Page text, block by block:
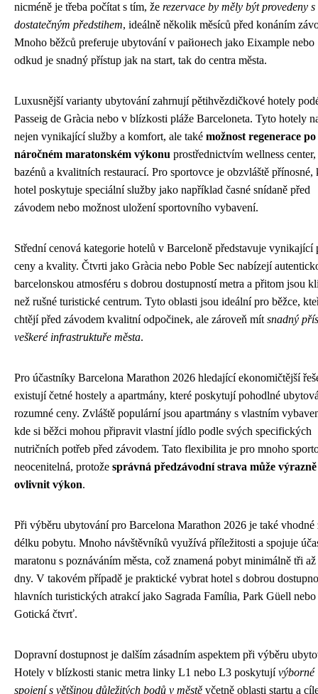
nicméně je třeba počítat s tím, že rezervace by měly být provedeny s
dostatečným předstihem, ideálně několik měsíců před konáním
Mnoho běžců preferuje ubytování v районech jako Eixample nebo
odkud je snadný přístup jak na start, tak do centra města.
Luxusnější varianty ubytování zahrnují pětihvězdičkové hotely
Passeig de Gràcia nebo v blízkosti pláže Barceloneta. Tyto hotely
nejen vynikající služby a komfort, ale také možnost regenerace po
náročném maratonském výkonu prostřednictvím wellness center,
bazénů a kvalitních restaurací. Pro sportovce je obzvláště přínosné,
hotel poskytuje speciální služby jako například časné snídaně před
závodem nebo možnost uložení sportovního vybavení.
Střední cenová kategorie hotelů v Barceloně představuje vynikající
ceny a kvality. Čtvrti jako Gràcia nebo Poble Sec nabízejí
barcelonskou atmosféru s dobrou dostupností metra a přitom jsou
než rušné turistické centrum. Tyto oblasti jsou ideální pro běžce,
chtějí před závodem kvalitní odpočinek, ale zároveň mít snadný
veškeré infrastruktuře města.
Pro účastníky Barcelona Marathon 2026 hledající ekonomičtější
existují četné hostely a apartmány, které poskytují pohodlné
rozumné ceny. Zvláště populární jsou apartmány s vlastním
kde si běžci mohou připravit vlastní jídlo podle svých specifických
nutričních potřeb před závodem. Tato flexibilita je pro mnoho
neocenitelná, protože správná předzávodní strava může výrazně
ovlivnit výkon.
Při výběru ubytování pro Barcelona Marathon 2026 je také vhodné
délku pobytu. Mnoho návštěvníků využívá příležitosti a spojuje
maratonu s poznáváním města, což znamená pobyt minimálně tři
dny. V takovém případě je praktické vybrat hotel s dobrou
hlavních turistických atrakcí jako Sagrada Família, Park Güell nebo
Gotická čtvrť.
Dopravní dostupnost je dalším zásadním aspektem při výběru
Hotely v blízkosti stanic metra linky L1 nebo L3 poskytujívýborné
spojení s většinou důležitých bodů v městě včetně oblasti startu a